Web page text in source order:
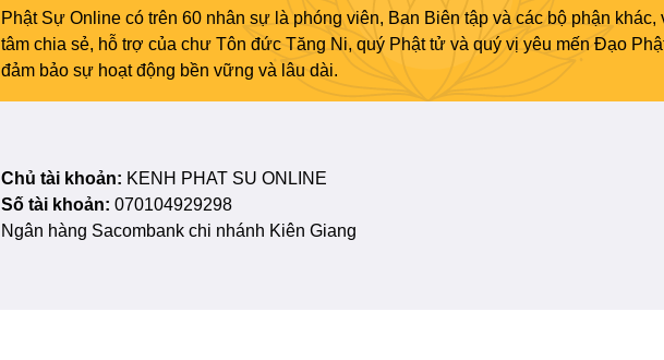
Phật Sự Online có trên 60 nhân sự là phóng viên, Ban Biên tập và các bộ phận khác,
tâm chia sẻ, hỗ trợ của chư Tôn đức Tăng Ni, quý Phật tử và quý vị yêu mến Đạo
đảm bảo sự hoạt động bền vững và lâu dài.
Chủ tài khoản: KENH PHAT SU ONLINE
Số tài khoản: 070104929298
Ngân hàng Sacombank chi nhánh Kiên Giang